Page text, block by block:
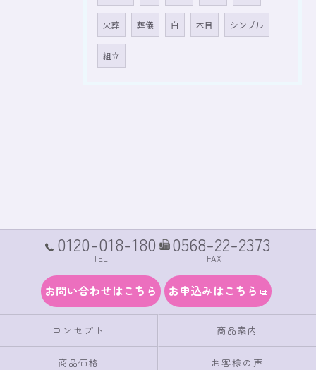
火葬 葬儀 白 木目 シンプル
組立
0120-018-180
TEL
0568-22-2373
FAX
お問い合わせはこちら お申込みはこちら
コンセプト 商品案内
商品価格 お客様の声